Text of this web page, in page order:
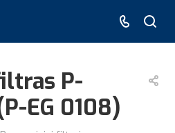
P-
EG 0108)